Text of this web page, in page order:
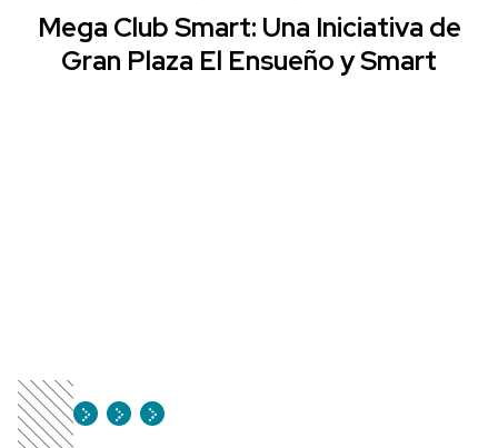
Mega Club Smart: Una Iniciativa de
Gran Plaza El Ensueño y Smart